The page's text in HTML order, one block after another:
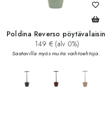
Poldina Reverso pöytävalaisin
149 € (alv 0%)
Saatavilla myös muita vaihtoehtoja.